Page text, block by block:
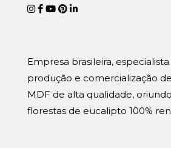
Empresa brasileira, especialista
produção e comercialização
MDF de alta qualidade,
florestas de eucalipto 100%